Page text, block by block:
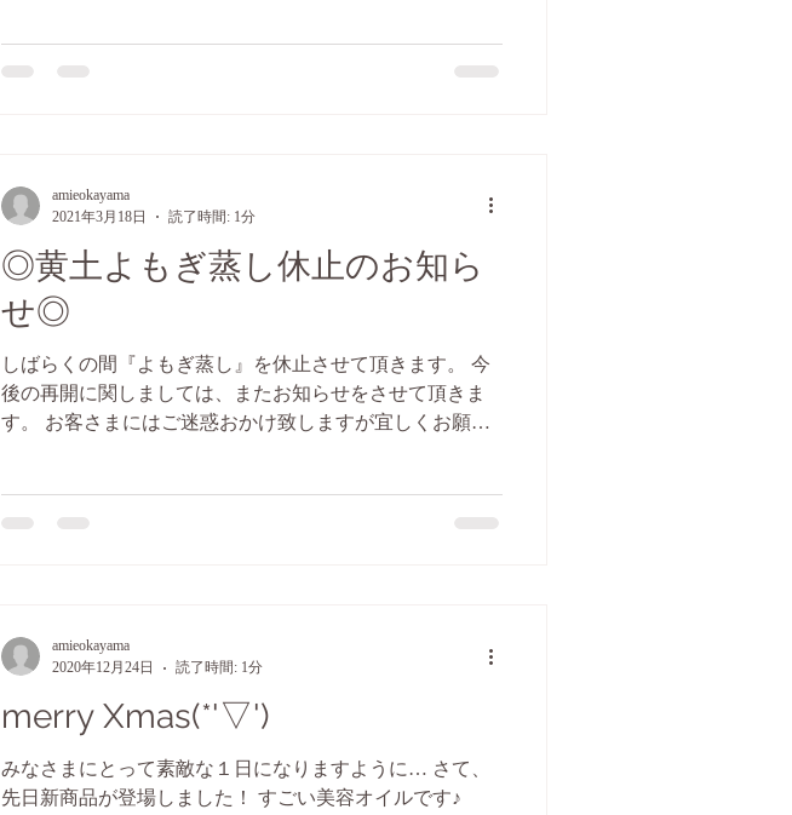
◎黄土よもぎ蒸し休止のお知ら
せ◎
しばらくの間『よもぎ蒸し』を休止させて頂きます。 今
後の再開に関しましては、またお知らせをさせて頂きま
す。 お客さまにはご迷惑おかけ致しますが宜しくお願い
amieokayama
2021年3月18日
読了時間: 1分
merry Xmas(*'▽')
みなさまにとって素敵な１日になりますように… さて、
先日新商品が登場しました！ すごい美容オイルです♪
amieokayama
2020年12月24日
読了時間: 1分